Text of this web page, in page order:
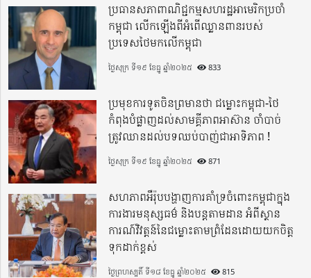
ប្រធានសភាពាណិជ្ជកម្មសហរដ្ឋអាមេរិកប្រចាំ
កម្ពុជា លើកឡើងពីអំពើឈ្លានពានរបស់
ប្រទេសថៃមកលើកម្ពុជា
ថ្ងៃសុក្រ ទី១៩ ខែធ្នូ ឆ្នាំ២០២៥ 833
ប្រមុខការទូតចិនព្រមានថា ជម្លោះកម្ពុជា-ថៃ
កំពុងបំផ្លាញដល់សាមគ្គីភាពអាស៊ាន ចាំបាច់
ត្រូវឈានដល់បទឈប់បាញ់ជាអាទិភាព !
ថ្ងៃសុក្រ ទី១៩ ខែធ្នូ ឆ្នាំ២០២៥ 871
សហភាពអឺរ៉ុបបង្ហាញការគាំទ្រចំពោះកម្ពុជាក្នុង
ការងារមនុស្សធម៌ និងបន្តតាមដាន អំពីស្ថាន
ការណ៍វិវត្តន៍នៃជម្លោះតាមព្រំដែនដោយយកចិត្ត
ទុកដាក់ខ្ពស់
ថ្ងៃព្រហស្បតិ៍ ទី១៨ ខែធ្នូ ឆ្នាំ២០២៥ 815